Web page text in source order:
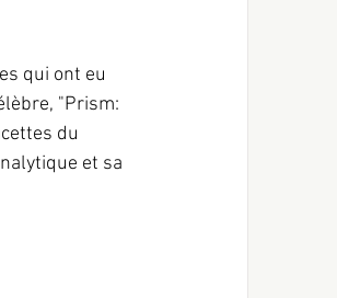
qui ont eu
"Prism:
du
et sa